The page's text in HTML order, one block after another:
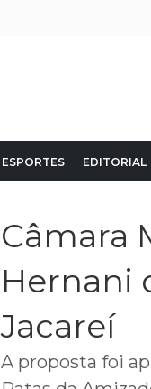
ESPORTES EDITORIAL
Câmara
Hernani
Jacareí
A proposta foi